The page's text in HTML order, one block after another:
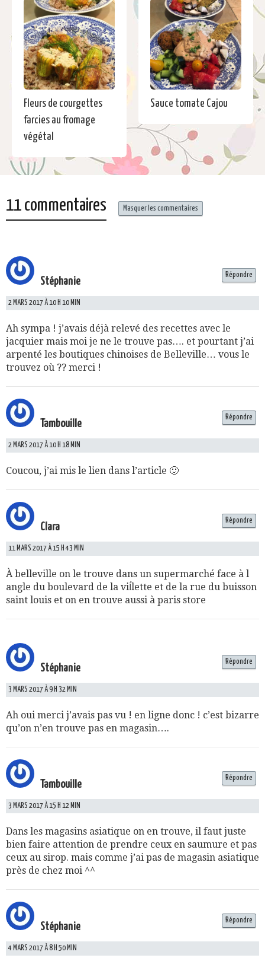
Fleurs de courgettes
farcies au fromage
végétal
Sauce tomate Cajou
11 commentaires Masquer les commentaires
Stéphanie
2 MARS 2017 À 10 H 10 MIN
Ah sympa ! j’avais déjà relevé des recettes avec le
jacquier mais moi je ne le trouve pas…. et pourtant j’ai
arpenté les boutiques chinoises de Belleville… vous le
trouvez où ?? merci !
Répondre
Tambouille
2 MARS 2017 À 10 H 18 MIN
Coucou, j’ai mis le lien dans l’article 🙂
Répondre
Clara
11 MARS 2017 À 15 H 43 MIN
À belleville on le trouve dans un supermarché face à l
angle du boulevard de la viĺlette et de la rue du buisson
saint louis et on en trouve aussi à paris store
Répondre
Stéphanie
3 MARS 2017 À 9 H 32 MIN
Ah oui merci j’avais pas vu ! en ligne donc ! c’est bizarre
qu’on n’en trouve pas en magasin….
Répondre
Tambouille
3 MARS 2017 À 15 H 12 MIN
Dans les magasins asiatique on en trouve, il faut juste
bien faire attention de prendre ceux en saumure et pas
ceux au sirop. mais comme j’ai pas de magasin asiatique
près de chez moi ^^
Répondre
Stéphanie
4 MARS 2017 À 8 H 50 MIN
Répondre